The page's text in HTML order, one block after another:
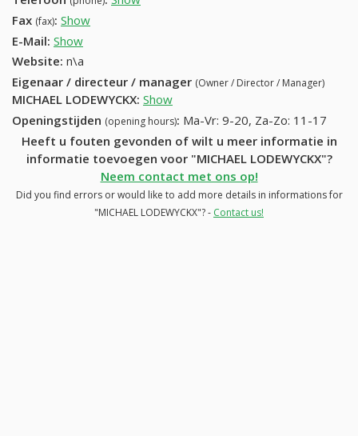
Fax (fax): Show
E-Mail: Show
Website: n\a
Eigenaar / directeur / manager (Owner / Director / Manager)
MICHAEL LODEWYCKX: Show
Openingstijden (opening hours): Ma-Vr: 9-20, Za-Zo: 11-17
Heeft u fouten gevonden of wilt u meer informatie in
informatie toevoegen voor "MICHAEL LODEWYCKX"?
Neem contact met ons op!
Did you find errors or would like to add more details in informations for
"MICHAEL LODEWYCKX"? - Contact us!